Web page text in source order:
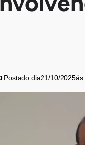
Postado dia21/10/2025ás